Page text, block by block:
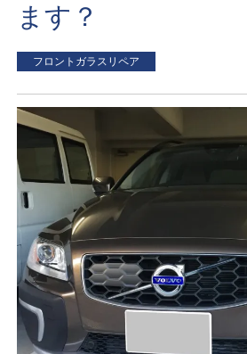
ます？
フロントガラスリペア